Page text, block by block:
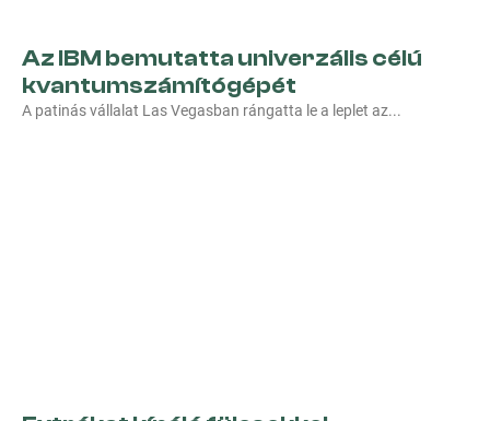
Az IBM bemutatta univerzális célú
kvantumszámítógépét
A patinás vállalat Las Vegasban rángatta le a leplet az